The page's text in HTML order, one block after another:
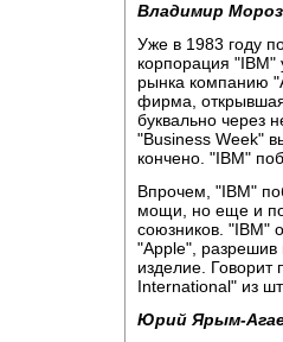
Владимир
Уже в 1983 году
корпорация
рынка компанию
фирма,
буквально через
"Business Week"
кончено. "IBM"
Впрочем, "IBM"
мощи, но еще и
союзников. "IBM"
"Apple", разрешив
изделие. Говорит
International" из
Юрий Ярым-